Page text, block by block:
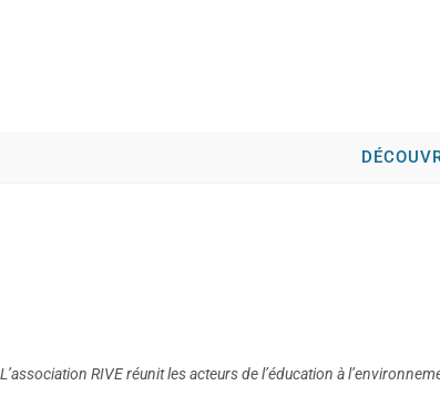
L’association RIVE réunit les acteurs de l’éducation à